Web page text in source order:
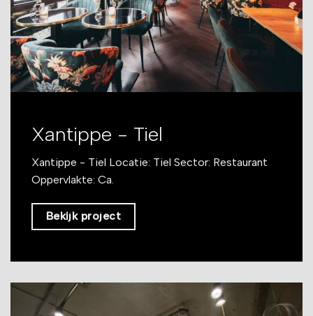
Xantippe - Tiel
Xantippe - Tiel Locatie: Tiel Sector: Restaurant
Oppervlakte: Ca.
Bekijk project